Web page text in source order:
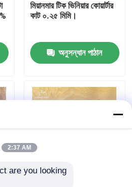
মিয়ানমার টিক ভিনিয়ার কোয়ার্টার
কাট ০.২৫ মিমি।
অনুসন্ধান পাঠান
2:37 AM
are you looking